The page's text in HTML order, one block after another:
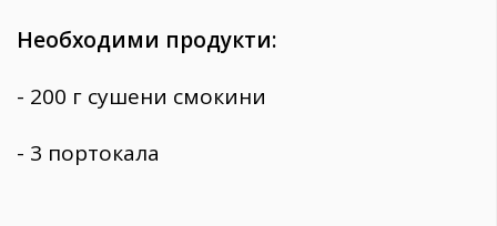
Необходими продукти:
- 200 г сушени смокини
- 3 портокала